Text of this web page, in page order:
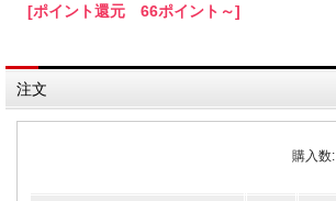
[ポイント還元 66ポイント～]
注文
購入数: